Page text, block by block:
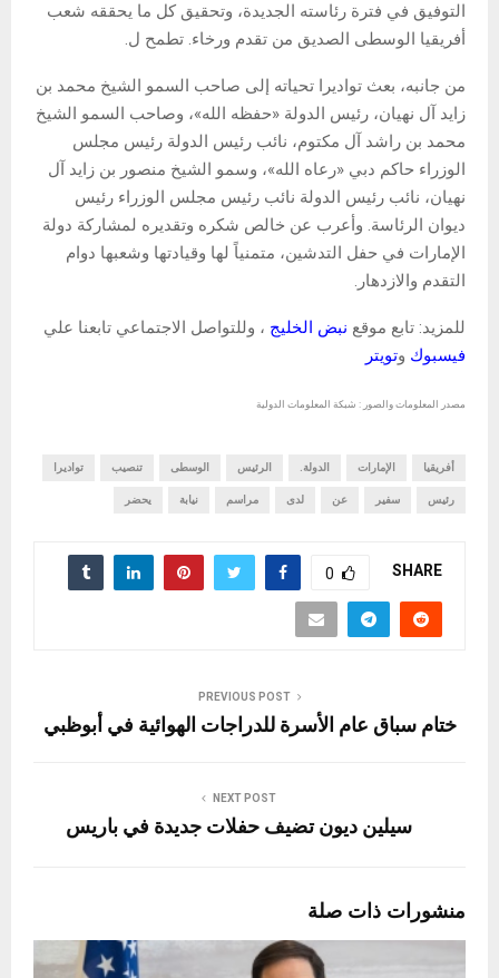
التوفيق في فترة رئاسته الجديدة، وتحقيق كل ما يحققه شعب
أفريقيا الوسطى الصديق من تقدم ورخاء. تطمح ل.
من جانبه، بعث تواديرا تحياته إلى صاحب السمو الشيخ محمد بن
زايد آل نهيان، رئيس الدولة «حفظه الله»، وصاحب السمو الشيخ
محمد بن راشد آل مكتوم، نائب رئيس الدولة رئيس مجلس
الوزراء حاكم دبي «رعاه الله»، وسمو الشيخ منصور بن زايد آل
نهيان، نائب رئيس الدولة نائب رئيس مجلس الوزراء رئيس
ديوان الرئاسة. وأعرب عن خالص شكره وتقديره لمشاركة دولة
الإمارات في حفل التدشين، متمنياً لها وقيادتها وشعبها دوام
التقدم والازدهار.
للمزيد: تابع موقع نبض الخليج ، وللتواصل الاجتماعي تابعنا علي
فيسبوك وتويتر
مصدر المعلومات والصور : شبكة المعلومات الدولية
أفريقيا الإمارات الدولة. الرئيس الوسطى تنصيب تواديرا
رئيس سفير عن لدى مراسم نيابة يحضر
SHARE
0
PREVIOUS POST
ختام سباق عام الأسرة للدراجات الهوائية في أبوظبي
NEXT POST
سيلين ديون تضيف حفلات جديدة في باريس
منشورات ذات صلة